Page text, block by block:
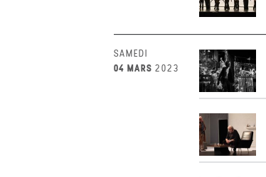
SAMEDI
04 MARS 2023